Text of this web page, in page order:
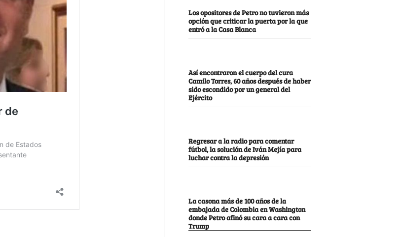
Los opositores de Petro no tuvieron más
opción que criticar la puerta por la que
entró a la Casa Blanca
Así encontraron el cuerpo del cura
Camilo Torres, 60 años después de haber
sido escondido por un general del
Ejército
Regresar a la radio para comentar
fútbol, la solución de Iván Mejía para
luchar contra la depresión
La casona más de 100 años de la
embajada de Colombia en Washington
donde Petro afinó su cara a cara con
Trump